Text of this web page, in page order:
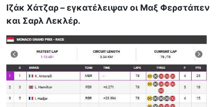
Ιζάκ Χάτζαρ – εγκατέλειψαν οι Μαξ Φερστάπεν
και Σαρλ Λεκλέρ.